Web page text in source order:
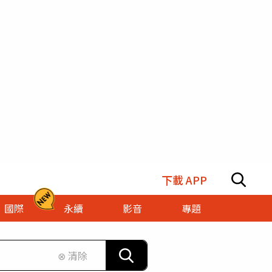
下載 APP
國際 永續 影音
專題
⊗ 清除